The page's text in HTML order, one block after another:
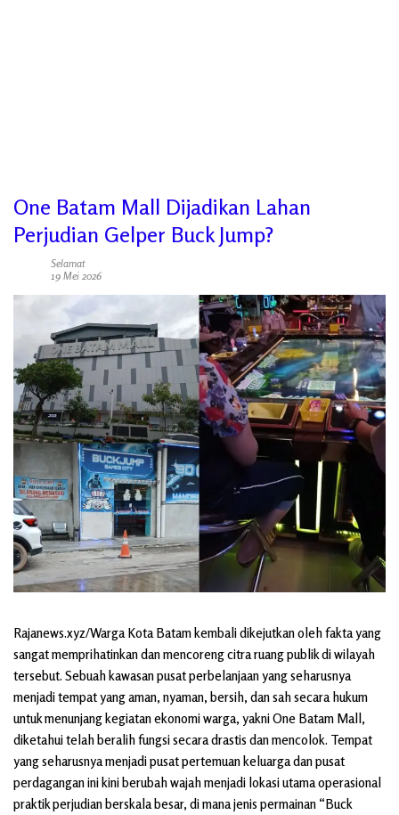
One Batam Mall Dijadikan Lahan
Perjudian Gelper Buck Jump?
Selamat
19 Mei 2026
Rajanews.xyz/Warga Kota Batam kembali dikejutkan oleh fakta yang
sangat memprihatinkan dan mencoreng citra ruang publik di wilayah
tersebut. Sebuah kawasan pusat perbelanjaan yang seharusnya
menjadi tempat yang aman, nyaman, bersih, dan sah secara hukum
untuk menunjang kegiatan ekonomi warga, yakni One Batam Mall,
diketahui telah beralih fungsi secara drastis dan mencolok. Tempat
yang seharusnya menjadi pusat pertemuan keluarga dan pusat
perdagangan ini kini berubah wajah menjadi lokasi utama operasional
praktik perjudian berskala besar, di mana jenis permainan “Buck